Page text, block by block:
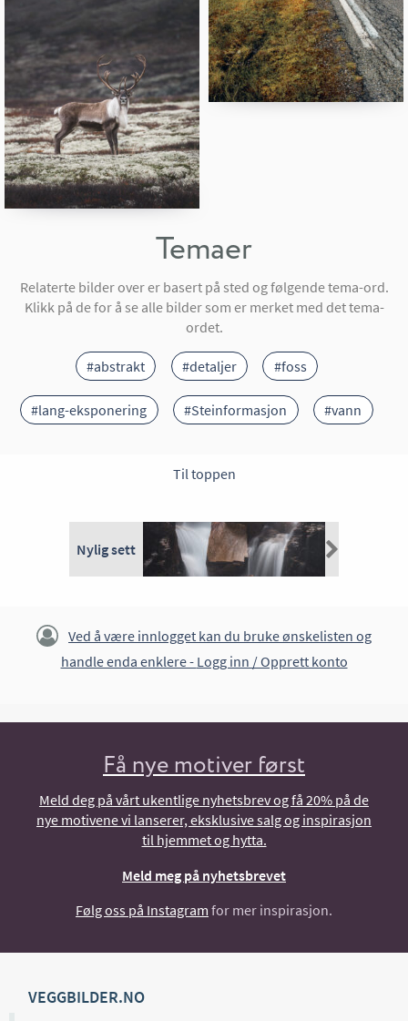
Temaer
Relaterte bilder over er basert på sted og følgende tema-ord.
Klikk på de for å se alle bilder som er merket med det tema-
ordet.
#abstrakt #detaljer #foss
#lang-eksponering #Steinformasjon #vann
Til toppen
Nylig sett
Ved å være innlogget kan du bruke ønskelisten og
handle enda enklere - Logg inn / Opprett konto
Få nye motiver først
Meld deg på vårt ukentlige nyhetsbrev og få 20% på de
nye motivene vi lanserer, eksklusive salg og inspirasjon
til hjemmet og hytta.
Meld meg på nyhetsbrevet
Følg oss på Instagram for mer inspirasjon.
VEGGBILDER.NO